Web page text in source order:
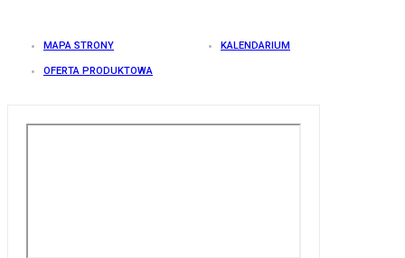
MAPA STRONY KALENDARIUM
OFERTA PRODUKTOWA